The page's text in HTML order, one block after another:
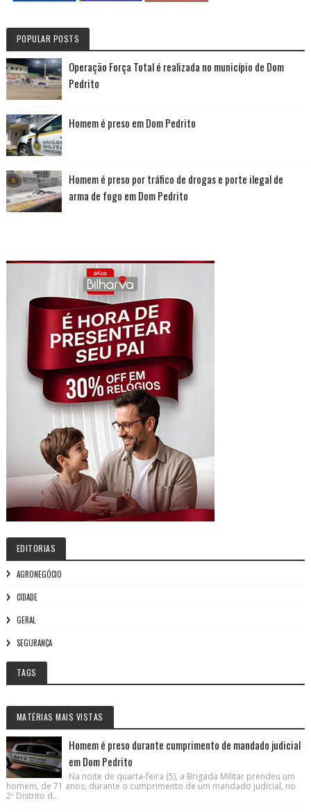
POPULAR POSTS
Operação Força Total é realizada no município de Dom
Pedrito
Homem é preso em Dom Pedrito
Homem é preso por tráfico de drogas e porte ilegal de
arma de fogo em Dom Pedrito
EDITORIAS
AGRONEGÓCIO
CIDADE
GERAL
SEGURANÇA
TAGS
MATÉRIAS MAIS VISTAS
Homem é preso durante cumprimento de mandado judicial
em Dom Pedrito
Na noite de quarta-feira (5), a Brigada Militar prendeu um
homem, de 71 anos, durante o cumprimento de um mandado judicial, no
2º Distrito d...